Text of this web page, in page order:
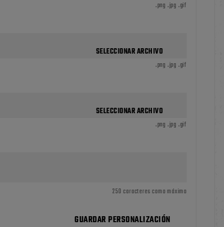
.png .jpg .gif
SELECCIONAR ARCHIVO
.png .jpg .gif
SELECCIONAR ARCHIVO
.png .jpg .gif
250 caracteres como máximo
GUARDAR PERSONALIZACIÓN